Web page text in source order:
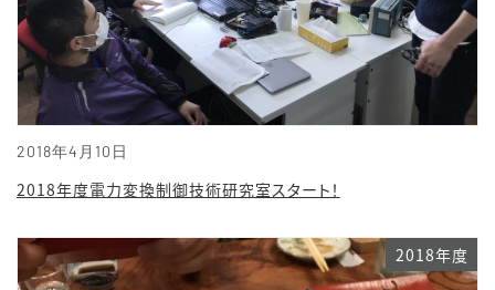
2018年4月10日
2018年度電力変換制御技術研究室スタート！
2018年度